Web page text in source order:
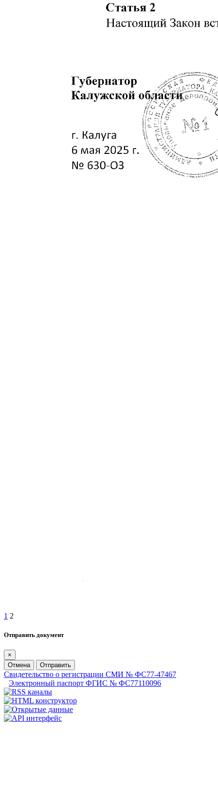
1 2
Отправить документ
×
Отмена
Отправить
Свидетельство о регистрации СМИ № ФС77-47467
Электронный паспорт ФГИС № ФС77110096